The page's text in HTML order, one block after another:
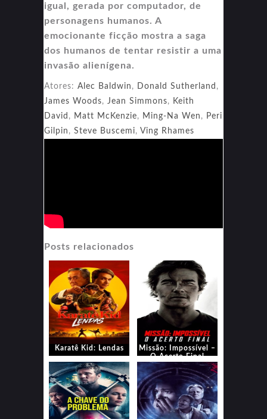
igual, gerada por computador, de
personagens humanos. A
emocionante ficção mostra a saga
dos humanos de tentar resistir a uma
invasão alienígena.
Atores: Alec Baldwin , Donald Sutherland ,
James Woods, Jean Simmons, Keith
David , Matt McKenzie, Ming-Na Wen , Peri
Gilpin , Steve Buscemi, Ving Rhames
Posts relacionados
Karatê Kid: Lendas
Missão: Impossível –
O Acerto Final